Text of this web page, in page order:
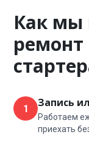
Как мы
1 Запись
Работаем
приехать